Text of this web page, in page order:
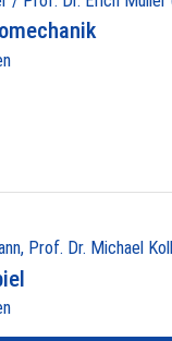
Prof. Dr. Michael